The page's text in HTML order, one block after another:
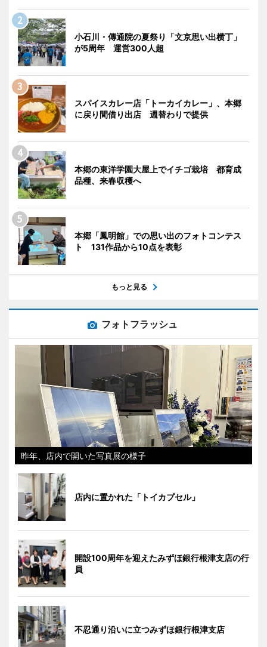
小石川・傳通院の夏祭り「文京思い出横丁」
が5周年 運営300人超
スパイスカレー店「トーカイカレー」、本郷
に戻り間借り出店 週替わりで提供
本郷の東洋学園大屋上でイチゴ栽培 都育成
品種、来春収穫へ
本郷「鳳明館」での思い出のフォトコンテス
ト 131作品から10点を表彰
もっと見る
フォトフラッシュ
昨年、店内で開いた写真展の様子
店内に置かれた「トイカプセル」
開設100周年を迎えたみずほ銀行根津支店の行
員
不忍通り沿いに立つみずほ銀行根津支店